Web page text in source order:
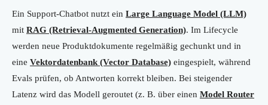
Ein Support-Chatbot nutzt ein Large Language Model (LLM)
mit RAG (Retrieval-Augmented Generation). Im Lifecycle
werden neue Produktdokumente regelmäßig gechunkt und in
eine Vektordatenbank (Vector Database) eingespielt, während
Evals prüfen, ob Antworten korrekt bleiben. Bei steigender
Latenz wird das Modell geroutet (z. B. über einen Model Router